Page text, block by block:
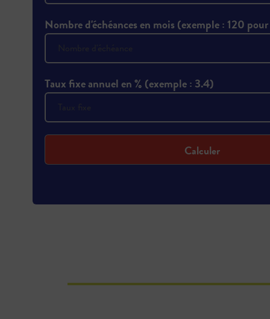
Nombre d'échéances en mois (exemple : 120
Taux fixe annuel en % (exemple : 3.4)
Calculer